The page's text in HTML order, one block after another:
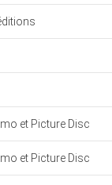
et Picture Disc
et Picture Disc